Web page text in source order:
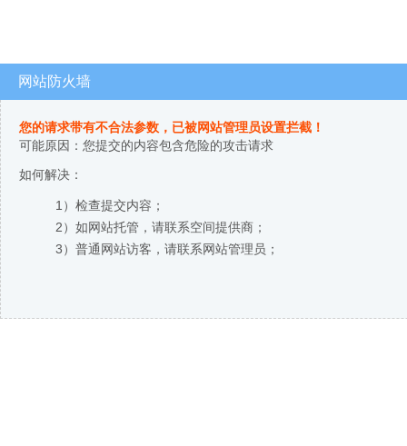
网站防火墙
您的请求带有不合法参数，已被网站管理员设置拦截！
可能原因：您提交的内容包含危险的攻击请求
如何解决：
1）检查提交内容；
2）如网站托管，请联系空间提供商；
3）普通网站访客，请联系网站管理员；